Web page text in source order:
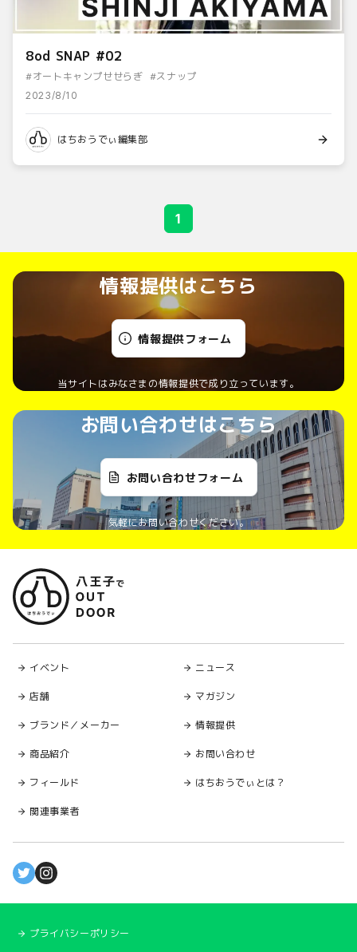
8od SNAP #02
#オートキャンプせせらぎ #スナップ
2023/8/10
はちおうでぃ編集部
1
情報提供はこちら
情報提供フォーム
当サイトはみなさまの情報提供で成り立っています。
お問い合わせはこちら
お問い合わせフォーム
気軽にお問い合わせください。
イベント
店舗
ブランド／メーカー
商品紹介
フィールド
関連事業者
ニュース
マガジン
情報提供
お問い合わせ
はちおうでぃとは？
プライバシーポリシー